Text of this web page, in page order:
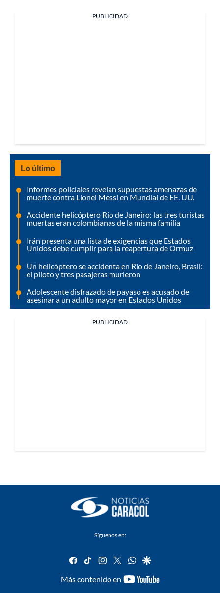
PUBLICIDAD
Lo último
Informes policiales revelan supuestas amenazas de
muerte contra Lionel Messi en Mundial de EE. UU.
Accidente helicóptero Río de Janeiro: las tres turistas
muertas eran colombianas de la misma familia
Irán presenta una lista de exigencias que Estados
Unidos debe cumplir para la reapertura de Ormuz
Un helicóptero se accidenta en Río de Janeiro, Brasil:
el piloto y tres pasajeras murieron
Adolescente disfrazado de payaso es acusado de
asesinar a un adulto mayor en Estados Unidos
PUBLICIDAD
Síguenos en:
facebook
tiktok instagram
twitterwhatsapp
google
Más contenido en
youtube-